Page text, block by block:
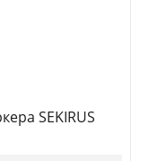
SEKIRUS